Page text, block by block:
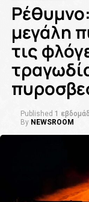
μεγάλη
τις
Published 1
By NEWSROOM